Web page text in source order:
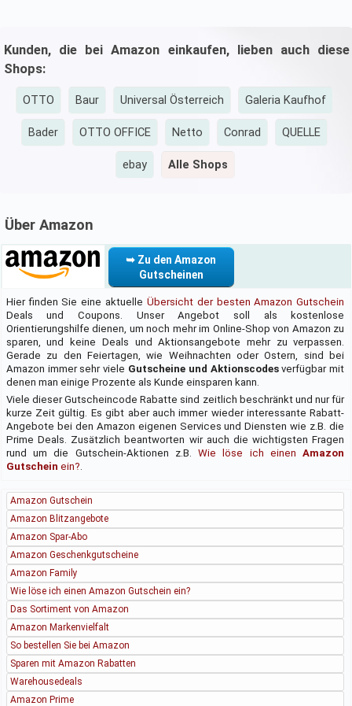
Kunden, die bei Amazon einkaufen, lieben auch diese
Shops:
OTTO Baur Universal Österreich Galeria Kaufhof
Bader OTTO OFFICE Netto Conrad QUELLE
ebay Alle Shops
Über Amazon
➥ Zu den Amazon
Gutscheinen
Hier finden Sie eine aktuelle Übersicht der besten Amazon Gutschein
Deals und Coupons. Unser Angebot soll als kostenlose
Orientierungshilfe dienen, um noch mehr im Online-Shop von Amazon zu
sparen, und keine Deals und Aktionsangebote mehr zu verpassen.
Gerade zu den Feiertagen, wie Weihnachten oder Ostern, sind bei
Amazon immer sehr viele Gutscheine und Aktionscodesverfügbar mit
denen man einige Prozente als Kunde einsparen kann.
Viele dieser Gutscheincode Rabatte sind zeitlich beschränkt und nur für
kurze Zeit gültig. Es gibt aber auch immer wieder interessante Rabatt-
Angebote bei den Amazon eigenen Services und Diensten wie z.B. die
Prime Deals. Zusätzlich beantworten wir auch die wichtigsten Fragen
rund um die Gutschein-Aktionen z.B.Wie löse ich einenAmazon
Gutschein ein?
Amazon Gutschein
Amazon Blitzangebote
Amazon Spar-Abo
Amazon Geschenkgutscheine
Amazon Family
Wie löse ich einen Amazon Gutschein ein?
Das Sortiment von Amazon
Amazon Markenvielfalt
So bestellen Sie bei Amazon
Sparen mit Amazon Rabatten
Warehousedeals
Amazon Prime